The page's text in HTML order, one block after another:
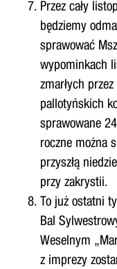
Przez cały
będziemy
sprawować
wypominkach
zmarłych
pallotyńskich
sprawowane
roczne można
przyszłą
przy zakrystii.
To już ostatni
Bal
Weselnym
z imprezy